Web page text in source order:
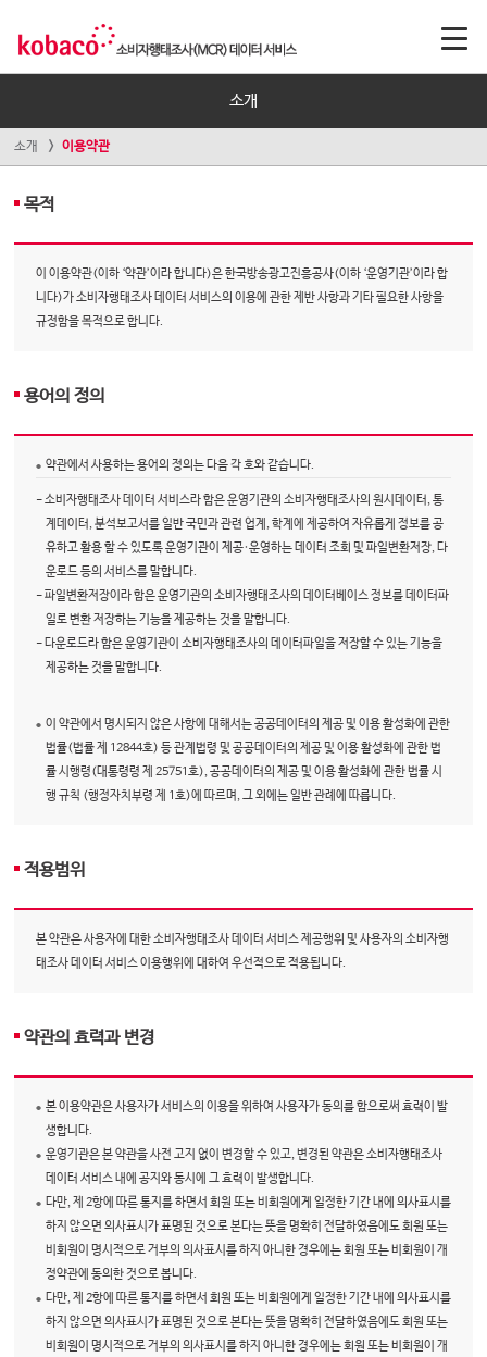
소개
소개 이용약관
목적
이 이용약관(이하 ‘약관’이라 합니다)은 한국방송광고진흥공사(이하 ‘운영기관’이라 합
니다)가 소비자행태조사 데이터 서비스의 이용에 관한 제반 사항과 기타 필요한 사항을
규정함을 목적으로 합니다.
용어의 정의
약관에서 사용하는 용어의 정의는 다음 각 호와 같습니다.
- 소비자행태조사 데이터 서비스라 함은 운영기관의 소비자행태조사의 원시데이터, 통
계데이터, 분석보고서를 일반 국민과 관련 업계, 학계에 제공하여 자유롭게 정보를 공
유하고 활용 할 수 있도록 운영기관이 제공·운영하는 데이터 조회 및 파일변환저장, 다
운로드 등의 서비스를 말합니다.
- 파일변환저장이라 함은 운영기관의 소비자행태조사의 데이터베이스 정보를 데이터파
일로 변환 저장하는 기능을 제공하는 것을 말합니다.
- 다운로드라 함은 운영기관이 소비자행태조사의 데이터파일을 저장할 수 있는 기능을
제공하는 것을 말합니다.
이 약관에서 명시되지 않은 사항에 대해서는 공공데이터의 제공 및 이용 활성화에 관한
법률(법률 제 12844호) 등 관계법령 및 공공데이터의 제공 및 이용 활성화에 관한 법
률 시행령(대통령령 제 25751호), 공공데이터의 제공 및 이용 활성화에 관한 법률 시
행 규칙 (행정자치부령 제 1호)에 따르며, 그 외에는 일반 관례에 따릅니다.
적용범위
본 약관은 사용자에 대한 소비자행태조사 데이터 서비스 제공행위 및 사용자의 소비자행
태조사 데이터 서비스 이용행위에 대하여 우선적으로 적용됩니다.
약관의 효력과 변경
본 이용약관은 사용자가 서비스의 이용을 위하여 사용자가 동의를 함으로써 효력이 발
생합니다.
운영기관은 본 약관을 사전 고지 없이 변경할 수 있고, 변경된 약관은 소비자행태조사
데이터 서비스 내에 공지와 동시에 그 효력이 발생합니다.
다만, 제 2항에 따른 통지를 하면서 회원 또는 비회원에게 일정한 기간 내에 의사표시를
하지 않으면 의사표시가 표명된 것으로 본다는 뜻을 명확히 전달하였음에도 회원 또는
비회원이 명시적으로 거부의 의사표시를 하지 아니한 경우에는 회원 또는 비회원이 개
정약관에 동의한 것으로 봅니다.
다만, 제 2항에 따른 통지를 하면서 회원 또는 비회원에게 일정한 기간 내에 의사표시를
하지 않으면 의사표시가 표명된 것으로 본다는 뜻을 명확히 전달하였음에도 회원 또는
비회원이 명시적으로 거부의 의사표시를 하지 아니한 경우에는 회원 또는 비회원이 개